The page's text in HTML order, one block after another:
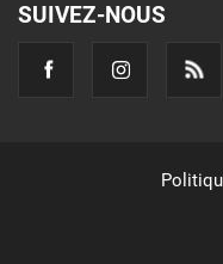
SUIVEZ-NOUS